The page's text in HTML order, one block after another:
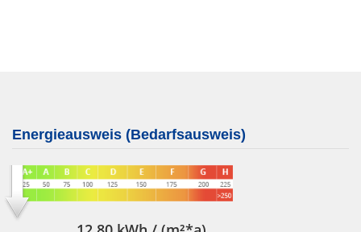
Energieausweis (Bedarfsausweis)